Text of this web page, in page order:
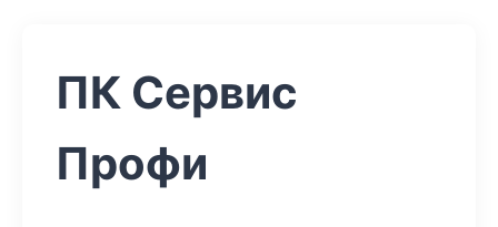
ПК Сервис
Профи